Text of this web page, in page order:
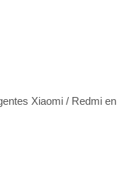
Xiaomi / Redmi en